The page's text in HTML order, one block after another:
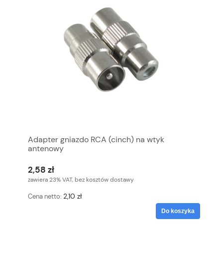
Adapter gniazdo RCA (cinch) na wtyk
antenowy
2,58 zł
zawiera 23% VAT, bez kosztów dostawy
Cena netto: 2,10 zł
Do koszyka